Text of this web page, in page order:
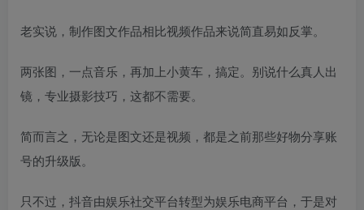
老实说，制作图文作品相比视频作品来说简直易如反掌。
两张图，一点音乐，再加上小黄车，搞定。别说什么真人出
镜，专业摄影技巧，这都不需要。
简而言之，无论是图文还是视频，都是之前那些好物分享账
号的升级版。
只不过，抖音由娱乐社交平台转型为娱乐电商平台，于是对